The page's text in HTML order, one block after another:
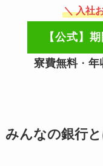
＼ 入社
【公式】
寮費無料・ 年
みんなの銀行